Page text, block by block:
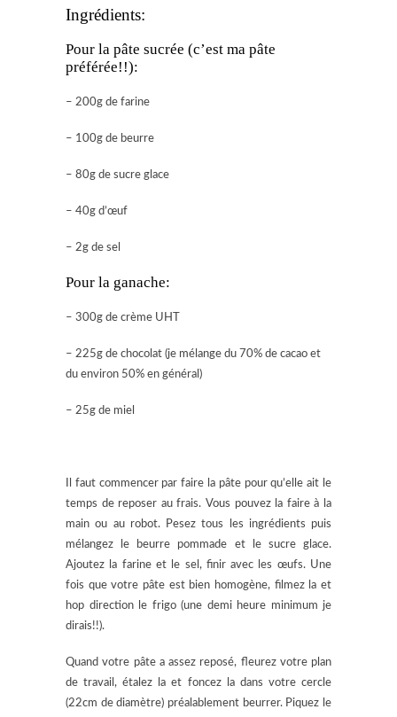
Ingrédients:
Pour la pâte sucrée (c’est ma pâte
préférée!!):
– 200g de farine
– 100g de beurre
– 80g de sucre glace
– 40g d’œuf
– 2g de sel
Pour la ganache:
– 300g de crème UHT
– 225g de chocolat (je mélange du 70% de cacao et
du environ 50% en général)
– 25g de miel
Il faut commencer par faire la pâte pour qu’elle ait le
temps de reposer au frais. Vous pouvez la faire à la
main ou au robot. Pesez tous les ingrédients puis
mélangez le beurre pommade et le sucre glace.
Ajoutez la farine et le sel, finir avec les œufs. Une
fois que votre pâte est bien homogène, filmez la et
hop direction le frigo (une demi heure minimum je
dirais!!).
Quand votre pâte a assez reposé, fleurez votre plan
de travail, étalez la et foncez la dans votre cercle
(22cm de diamètre) préalablement beurrer. Piquez le